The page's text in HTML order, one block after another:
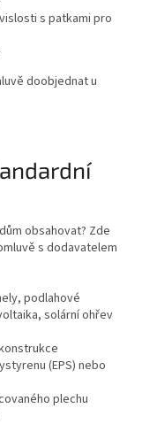
s patkami pro
doobjednat u
obsahovat? Zde
s dodavatelem
podlahové
solární ohřev
(EPS) nebo
plechu